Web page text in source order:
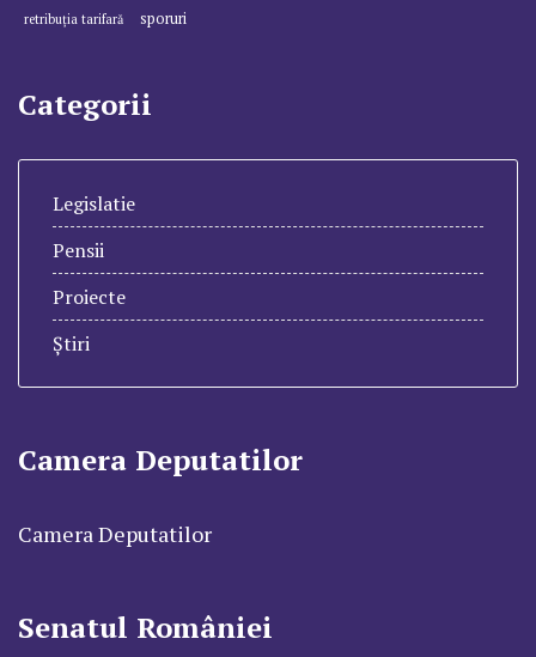
retribuția tarifară
sporuri
Categorii
Legislatie
Pensii
Proiecte
Știri
Camera Deputatilor
Camera Deputatilor
Senatul României